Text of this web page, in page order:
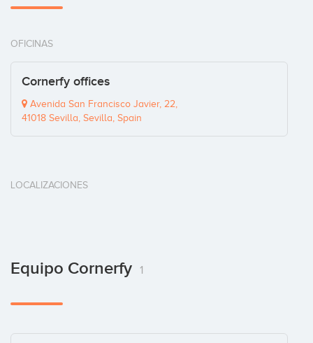
OFICINAS
Cornerfy offices
Avenida San Francisco Javier, 22,
41018 Sevilla, Sevilla, Spain
LOCALIZACIONES
Equipo Cornerfy 1